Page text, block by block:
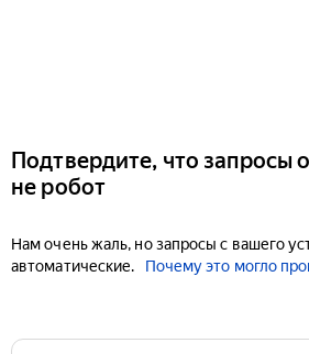
Подтвердите, что запросы
не робот
Нам очень жаль, но запросы с вашего
автоматические.
Почему это могло